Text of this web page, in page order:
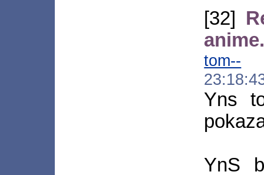
[32]
tom--
Yns
YnS